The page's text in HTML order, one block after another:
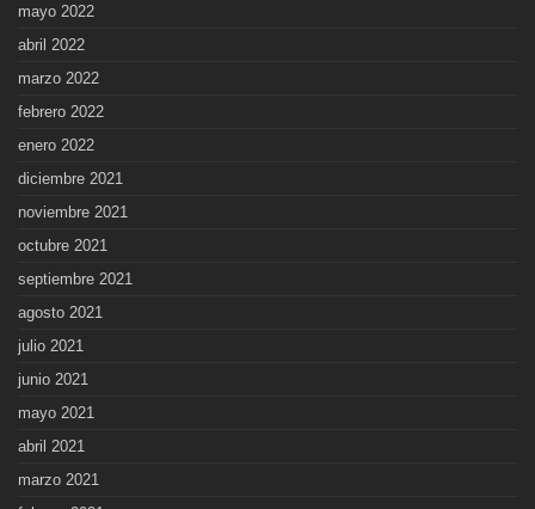
mayo 2022
abril 2022
marzo 2022
febrero 2022
enero 2022
diciembre 2021
noviembre 2021
octubre 2021
septiembre 2021
agosto 2021
julio 2021
junio 2021
mayo 2021
abril 2021
marzo 2021